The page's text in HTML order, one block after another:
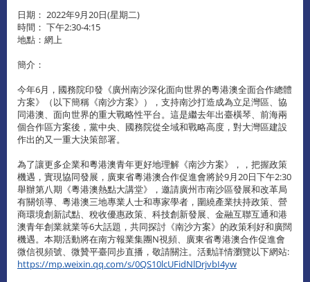
日期： 2022年9月20日(星期二)
時間： 下午2:30-4:15
地點：網上
簡介：
今年6月，國務院印發《廣州南沙深化面向世界的粵港澳全面合作總體
方案》（以下簡稱《南沙方案》），支持南沙打造成為立足灣區、協
同港澳、面向世界的重大戰略性平台。這是繼去年出臺橫琴、前海兩
個合作區方案後，黨中央、國務院從全域和戰略高度，對大灣區建設
作出的又一重大決策部署。
為了讓更多企業和粵港澳青年更好地理解《南沙方案》，，把握政策
機遇，實現協同發展，廣東省粵港澳合作促進會將於9月20日下午2:30
舉辦第八期《粵港澳熱點大講堂》，邀請廣州市南沙區發展和改革局
有關領導、粵港澳三地專業人士和專家學者，圍繞產業扶持政策、營
商環境創新試點、稅收優惠政策、科技創新發展、金融互聯互通和港
澳青年創業就業等6大話題，共同探討《南沙方案》的政策利好和廣闊
機遇。本期活動將在南方報業集團N視頻、廣東省粵港澳合作促進會
微信視頻號、微贊平臺同步直播，敬請關注。活動詳情瀏覽以下網站:
https://mp.weixin.qq.com/s/0QS10lcUFidNlDrjvbI4yw